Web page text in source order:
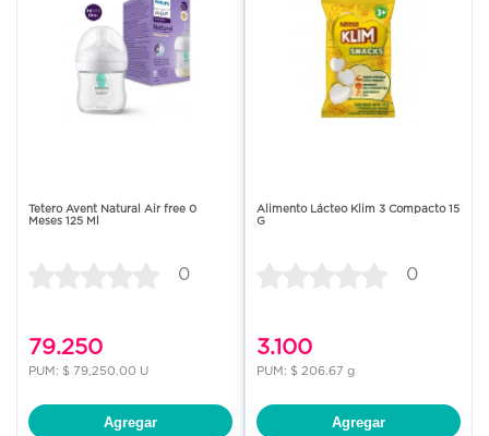
Tetero Avent Natural Air free 0
Meses 125 Ml
0
79.250
PUM: $ 79,250.00 U
Agregar
Alimento Lácteo Klim 3 Compacto 15
G
0
3.100
PUM: $ 206.67 g
Agregar